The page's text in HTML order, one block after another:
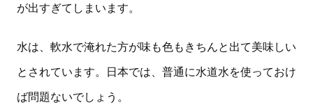
が出すぎてしまいます。
水は、軟水で淹れた方が味も色もきちんと出て美味しい
とされています。日本では、普通に水道水を使っておけ
ば問題ないでしょう。